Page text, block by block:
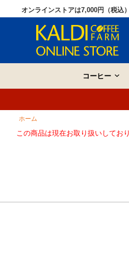
オンラインストアは7,000円（税込
コーヒー
ホーム
この商品は現在お取り扱いしてお